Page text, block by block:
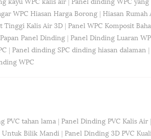
WPC Hiasan Harga Borong | Hiasan Rumah
Tinggi Kalis Air 3D | Panel WPC Komposit
Panel Dinding | Panel Dinding Luaran
| Panel dinding SPC dinding hiasan dalaman |
WPC
PVC tahan lama | Panel Dinding PVC Kalis Air |
Untuk Bilik Mandi | Panel Dinding 3D PVC